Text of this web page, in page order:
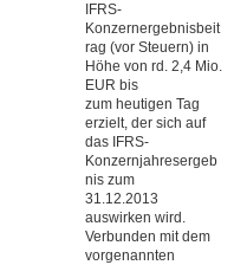
IFRS-
Konzernergebnisbeit
rag (vor Steuern) in
Höhe von rd. 2,4 Mio.
EUR bis
zum heutigen Tag
erzielt, der sich auf
das IFRS-
Konzernjahresergeb
nis zum
31.12.2013
auswirken wird.
Verbunden mit dem
vorgenannten